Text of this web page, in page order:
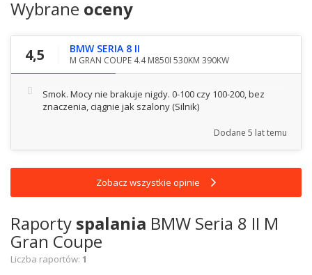
Wybrane oceny
4,5 BMW SERIA 8 II
M GRAN COUPE 4.4 M850I 530KM 390KW
Smok. Mocy nie brakuje nigdy. 0-100 czy 100-200, bez
znaczenia, ciągnie jak szalony(Silnik)
Dodane 5 lat temu
Zobacz wszystkie opinie
Raporty spalania BMW Seria 8 II M
Gran Coupe
Liczba raportów: 1